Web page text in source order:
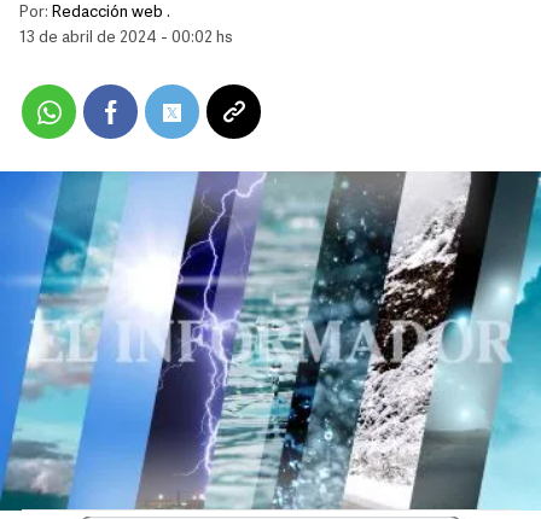
Por: Redacción web .
13 de abril de 2024 - 00:02 hs